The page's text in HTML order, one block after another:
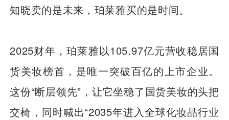
知晓卖的是未来，珀莱雅买的是时间。
2025财年，珀莱雅以105.97亿元营收稳居国
货美妆榜首，是唯一突破百亿的上市企业。
这份“断层领先”，让它坐稳了国货美妆的头把
交椅，同时喊出“2035年进入全球化妆品行业